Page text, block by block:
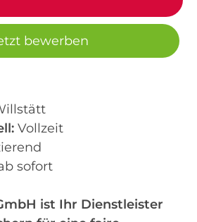
bewerben
Vollzeit
sofort
ist Ihr Dienstleister